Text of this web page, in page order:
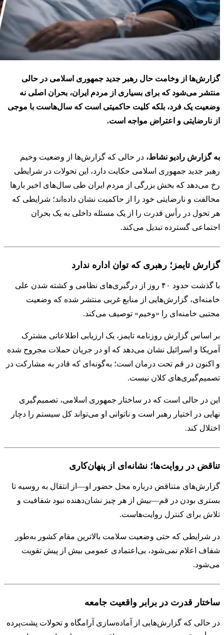
گزارش‌ها از وخامت حال رهبر جدید جمهوری اسلامی در حالی
منتشر می‌شود که برای بسیاری از مردم ایران، بحران اصلی نه
وضعیت یک فرد، بلکه کلیت حاکمیتی است که سال‌هاست با موجی
از نارضایتی و اعتراض مواجه است.
به گزارش رادیو نشاط، در حالی که گزارش‌ها از وضعیت وخیم
رهبر جدید جمهوری اسلامی حکایت دارد، این تحولات در شرایطی
رخ می‌دهد که بخش بزرگی از مردم ایران طی سال‌های اخیر بارها
مخالفت و نارضایتی خود را از حاکمیت نشان داده‌اند؛ شرایطی که
هر تحول در رأس قدرت را از یک مسئله داخلی به یک بحران
اجتماعی گسترده تبدیل می‌کند.
گزارش تایمز؛ رهبری که توان اداره ندارد
با گذشت حدود ۴۰ روز از درگیری‌های نظامی و کشته شدن علی
خامنه‌ای، گزارش‌هایی از منابع غربی منتشر شده که وضعیت
مجتبی خامنه‌ای را «وخیم» توصیف می‌کند.
بر اساس گزارش روزنامه تایمز، یک ارزیابی اطلاعاتی مشترک
آمریکا و اسرائیل نشان می‌دهد که او در جریان حملات مجروح شده
و اکنون در قم تحت درمان است؛ به‌گونه‌ای که قادر به مشارکت در
تصمیم‌گیری‌های کلان نیست.
این در حالی است که در ساختار جمهوری اسلامی، تصمیم‌گیری
نهایی در اختیار رهبر است و ناتوانی او می‌تواند کل سیستم را دچار
اختلال کند.
تناقض در روایت‌ها؛ نشانه‌ای از پنهان‌کاری
گزارش‌های متناقض درباره محل حضور او—از انتقال به روسیه تا
بستری بودن در قم—بیش از هر چیز نشان‌دهنده نبود شفافیت و
تلاش برای کنترل روایت‌هاست.
در شرایطی که حتی وضعیت سلامت بالاترین مقام کشور به‌طور
شفاف اعلام نمی‌شود، بی‌اعتمادی عمومی بیش از پیش تقویت
می‌شود.
ساختار قدرت در برابر واقعیت جامعه
در حالی که گزارش‌هایی از آماده‌سازی آرامگاه و تحولات پشت‌پرده